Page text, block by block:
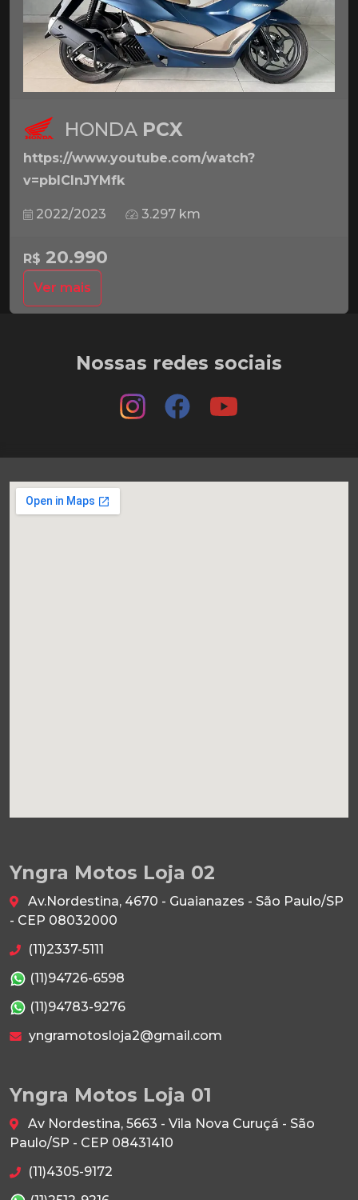
HONDA PCX
https://www.youtube.com/watch?
v=pbICInJYMfk
2022/2023 3.297 km
R$ 20.990
Ver mais
Nossas redes sociais
Yngra Motos Loja 02
Av.Nordestina, 4670 - Guaianazes - São Paulo/SP
- CEP 08032000
(11)2337-5111
(11)94726-6598
(11)94783-9276
yngramotosloja2@gmail.com
Yngra Motos Loja 01
Av Nordestina, 5663 - Vila Nova Curuçá - São
Paulo/SP - CEP 08431410
(11)4305-9172